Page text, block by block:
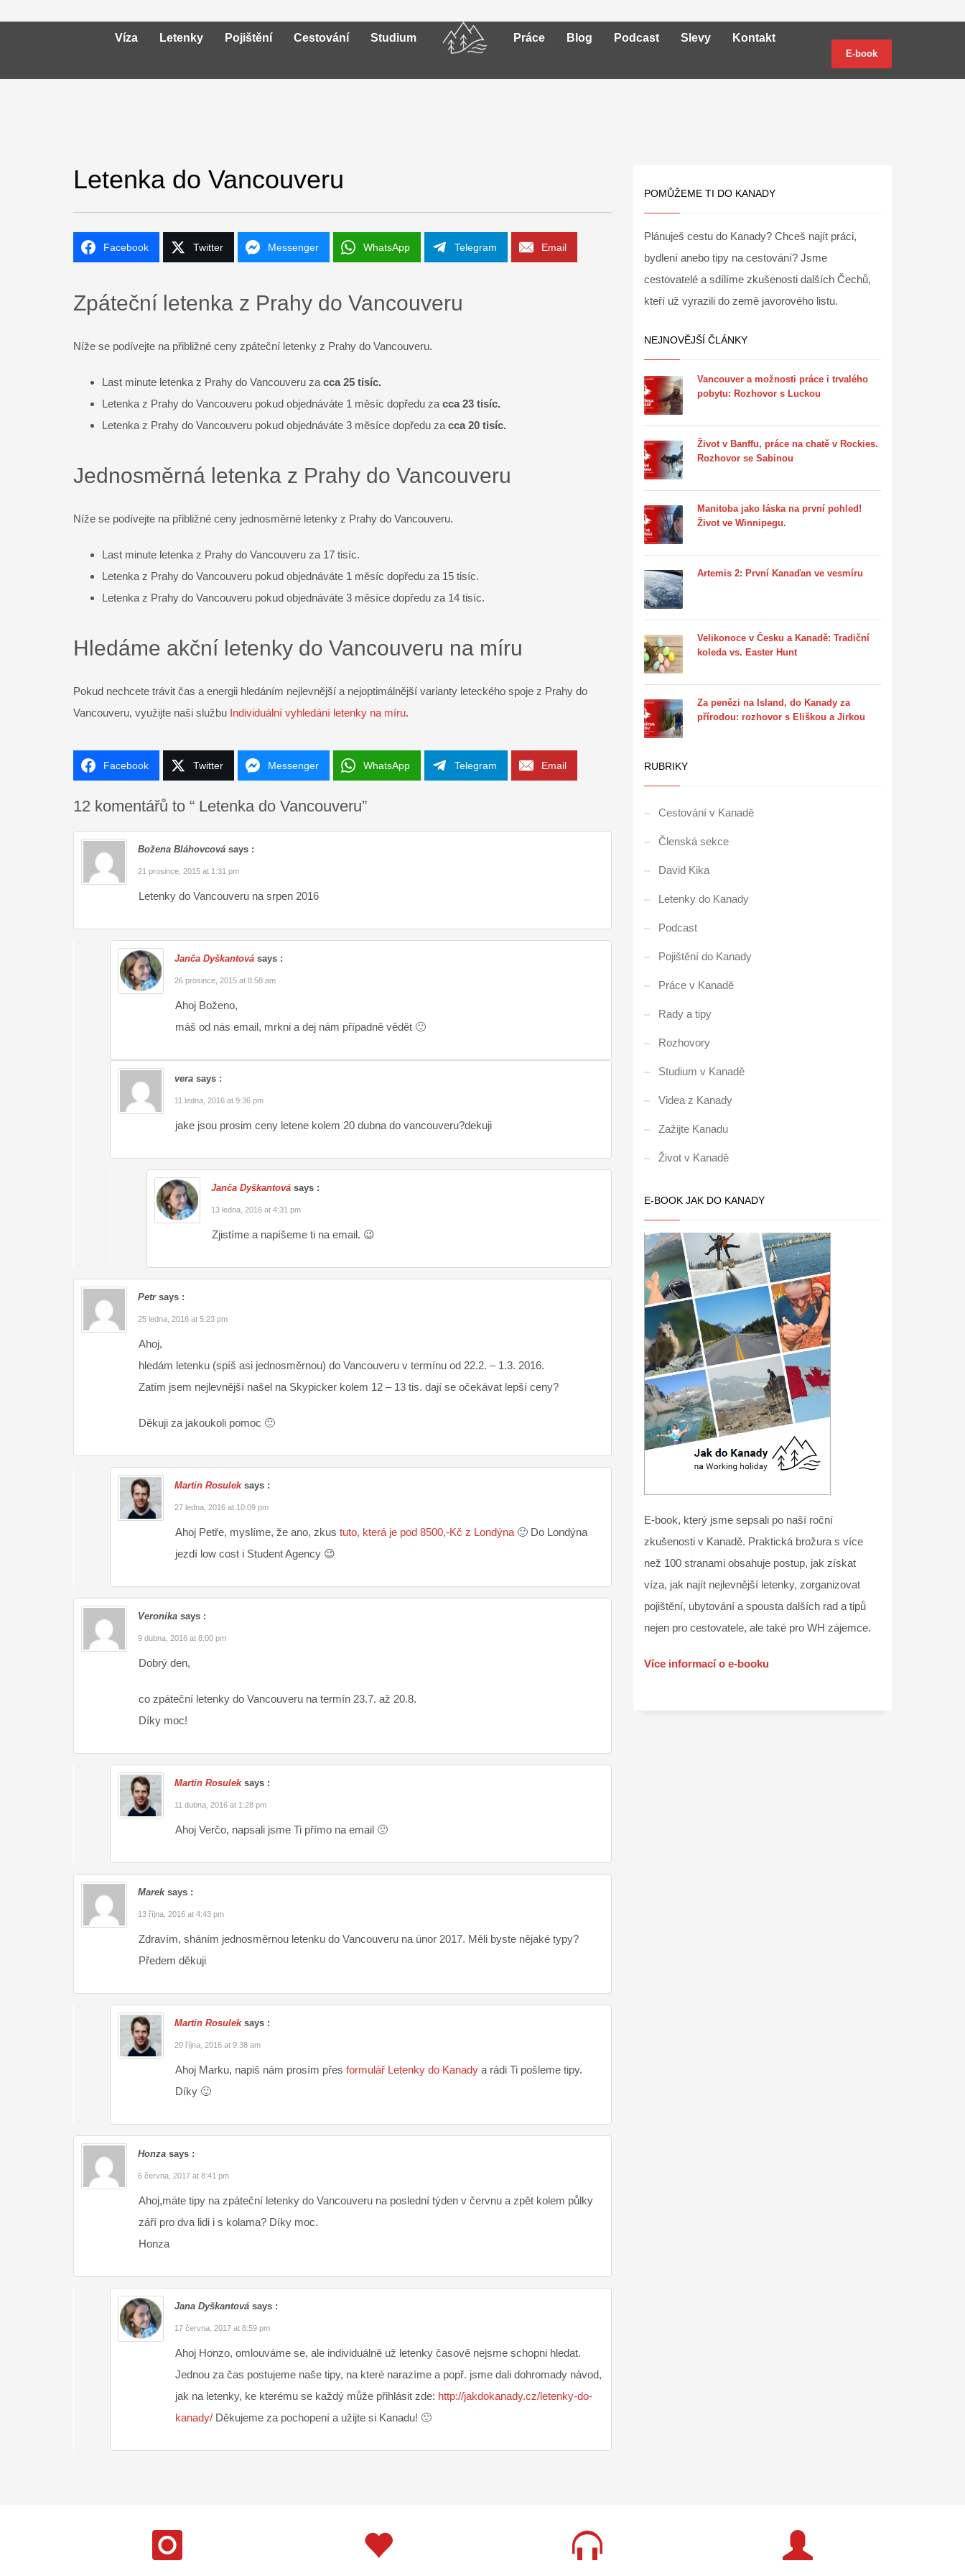
Víza Letenky Pojištění Cestování Studium Práce Blog Podcast Slevy Kontakt
E-book
Letenka do Vancouveru
Facebook Twitter Messenger WhatsApp Telegram Email
Telegram
Zpáteční letenka z Prahy do Vancouveru
Níže se podívejte na přibližné ceny zpáteční letenky z Prahy do Vancouveru.
Last minute letenka z Prahy do Vancouveru za cca 25 tisíc.
Letenka z Prahy do Vancouveru pokud objednáváte 1 měsíc dopředu za cca 23 tisíc.
Letenka z Prahy do Vancouveru pokud objednáváte 3 měsíce dopředu za cca 20 tisíc.
Jednosměrná letenka z Prahy do Vancouveru
Níže se podívejte na přibližné ceny jednosměrné letenky z Prahy do Vancouveru.
Last minute letenka z Prahy do Vancouveru za 17 tisíc.
Letenka z Prahy do Vancouveru pokud objednáváte 1 měsíc dopředu za 15 tisíc.
Letenka z Prahy do Vancouveru pokud objednáváte 3 měsíce dopředu za 14 tisíc.
Hledáme akční letenky do Vancouveru na míru
Pokud nechcete trávit čas a energii hledáním nejlevnější a nejoptimálnější varianty leteckého spoje z Prahy do
Vancouveru, využijte naši službu Individuální vyhledání letenky na míru.
Facebook Twitter Messenger WhatsApp Telegram Email
12 komentářů to “ Letenka do Vancouveru”
Božena Bláhovcová says :
21 prosince, 2015 at 1:31 pm
Letenky do Vancouveru na srpen 2016
Janča Dyškantová says :
26 prosince, 2015 at 8:58 am
Ahoj Boženo,
máš od nás email, mrkni a dej nám případně vědět 🙂
vera says :
11 ledna, 2016 at 9:36 pm
jake jsou prosim ceny letene kolem 20 dubna do vancouveru?dekuji
Janča Dyškantová says :
13 ledna, 2016 at 4:31 pm
Zjistíme a napíšeme ti na email. 😉
Petrsays :
25 ledna, 2016 at 5:23 pm
Ahoj,
hledám letenku (spíš asi jednosměrnou) do Vancouveru v termínu od 22.2. – 1.3. 2016.
Zatím jsem nejlevnější našel na Skypicker kolem 12 – 13 tis. dají se očekávat lepší ceny?
Děkuji za jakoukoli pomoc 🙂
Martin Rosuleksays :
27 ledna, 2016 at 10:09 pm
Ahoj Petře, myslíme, že ano, zkus tuto, která je pod 8500,-Kč z Londýna 🙂 Do Londýna
jezdí low cost i Student Agency 😉
Veronika says :
9 dubna, 2016 at 8:00 pm
Dobrý den,
co zpáteční letenky do Vancouveru na termín 23.7. až 20.8.
Díky moc!
Martin Rosuleksays :
11 dubna, 2016 at 1:28 pm
Ahoj Verčo, napsali jsme Ti přímo na email 🙂
Mareksays :
13 října, 2016 at 4:43 pm
Zdravím, sháním jednosměrnou letenku do Vancouveru na únor 2017. Měli byste nějaké typy?
Předem děkuji
Martin Rosuleksays :
20 října, 2016 at 9:38 am
Ahoj Marku, napiš nám prosím přes formulář Letenky do Kanady a rádi Ti pošleme tipy.
Díky 🙂
Honza says :
6 června, 2017 at 8:41 pm
Ahoj,máte tipy na zpáteční letenky do Vancouveru na poslední týden v červnu a zpět kolem půlky
září pro dva lidi i s kolama? Díky moc.
Honza
Jana Dyškantová says :
17 června, 2017 at 8:59 pm
Ahoj Honzo, omlouváme se, ale individuálně už letenky časově nejsme schopni hledat.
Jednou za čas postujeme naše tipy, na které narazíme a popř. jsme dali dohromady návod,
jak na letenky, ke kterému se každý může přihlásit zde: http://jakdokanady.cz/letenky-do-
kanady/ Děkujeme za pochopení a užijte si Kanadu! 🙂
POMŮŽEME TI DO KANADY
Plánuješ cestu do Kanady? Chceš najít práci,
bydlení anebo tipy na cestování? Jsme
cestovatelé a sdílíme zkušenosti dalších Čechů,
kteří už vyrazili do země javorového listu.
NEJNOVĚJŠÍ ČLÁNKY
Vancouver a možnosti práce i trvalého
pobytu: Rozhovor s Luckou
Život v Banffu, práce na chatě v Rockies.
Rozhovor se Sabinou
Manitoba jako láska na první pohled!
Život ve Winnipegu.
Artemis 2: První Kanaďan ve vesmíru
Velikonoce v Česku a Kanadě: Tradiční
koleda vs. Easter Hunt
Za penězi na Island, do Kanady za
přírodou: rozhovor s Eliškou a Jirkou
RUBRIKY
Cestování v Kanadě
Členská sekce
David Kika
Letenky do Kanady
Podcast
Pojištění do Kanady
Práce v Kanadě
Rady a tipy
Rozhovory
Studium v Kanadě
Videa z Kanady
Zažijte Kanadu
Život v Kanadě
E-BOOK JAK DO KANADY
E-book, který jsme sepsali po naší roční
zkušenosti v Kanadě. Praktická brožura s více
než 100 stranami obsahuje postup, jak získat
víza, jak najít nejlevnější letenky, zorganizovat
pojištění, ubytování a spousta dalších rad a tipů
nejen pro cestovatele, ale také pro WH zájemce.
Více informací o e-booku